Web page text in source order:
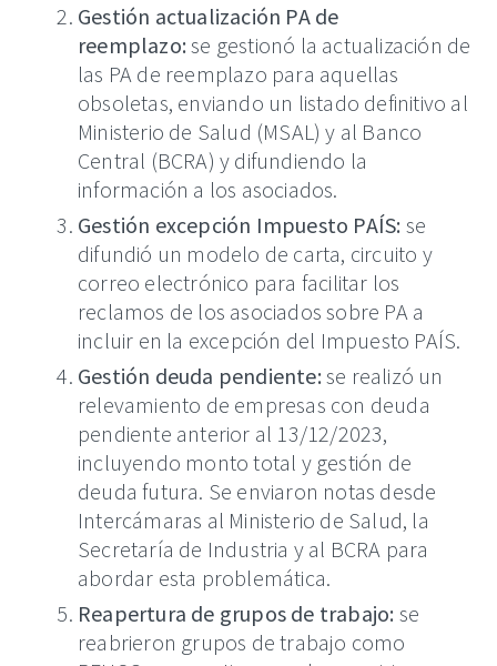
Gestión actualización PA de
reemplazo: se gestionó la actualización de
las PA de reemplazo para aquellas
obsoletas, enviando un listado definitivo al
Ministerio de Salud (MSAL) y al Banco
Central (BCRA) y difundiendo la
información a los asociados.
Gestión excepción Impuesto PAÍS: se
difundió un modelo de carta, circuito y
correo electrónico para facilitar los
reclamos de los asociados sobre PA a
incluir en la excepción del Impuesto PAÍS.
Gestión deuda pendiente: se realizó un
relevamiento de empresas con deuda
pendiente anterior al 13/12/2023,
incluyendo monto total y gestión de
deuda futura. Se enviaron notas desde
Intercámaras al Ministerio de Salud, la
Secretaría de Industria y al BCRA para
abordar esta problemática.
Reapertura de grupos de trabajo: se
reabrieron grupos de trabajo como